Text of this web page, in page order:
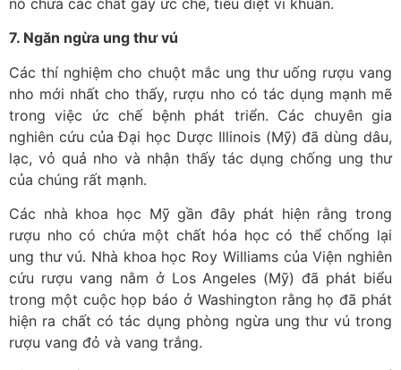
7. Ngăn ngừa ung thư vú
Các thí nghiệm cho chuột mắc ung thư uống rượu vang
nho mới nhất cho thấy, rượu nho có tác dụng mạnh mẽ
trong việc ức chế bệnh phát triển. Các chuyên gia
nghiên cứu của Đại học Dược Illinois (Mỹ) đã dùng dâu,
lạc, vỏ quả nho và nhận thấy tác dụng chống ung thư
của chúng rất mạnh.
Các nhà khoa học Mỹ gần đây phát hiện rằng trong
rượu nho có chứa một chất hóa học có thể chống lại
ung thư vú. Nhà khoa học Roy Williams của Viện nghiên
cứu rượu vang nằm ở Los Angeles (Mỹ) đã phát biểu
trong một cuộc họp báo ở Washington rằng họ đã phát
hiện ra chất có tác dụng phòng ngừa ung thư vú trong
rượu vang đỏ và vang trắng.